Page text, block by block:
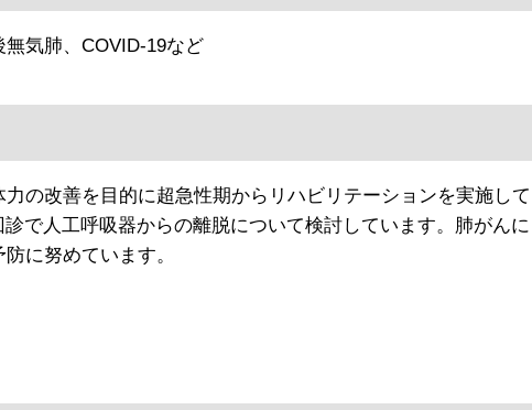
気肺、COVID-19など
の改善を目的に超急性期からリハビリテーションを実施して
で人工呼吸器からの離脱について検討しています。肺がんに
に努めています。